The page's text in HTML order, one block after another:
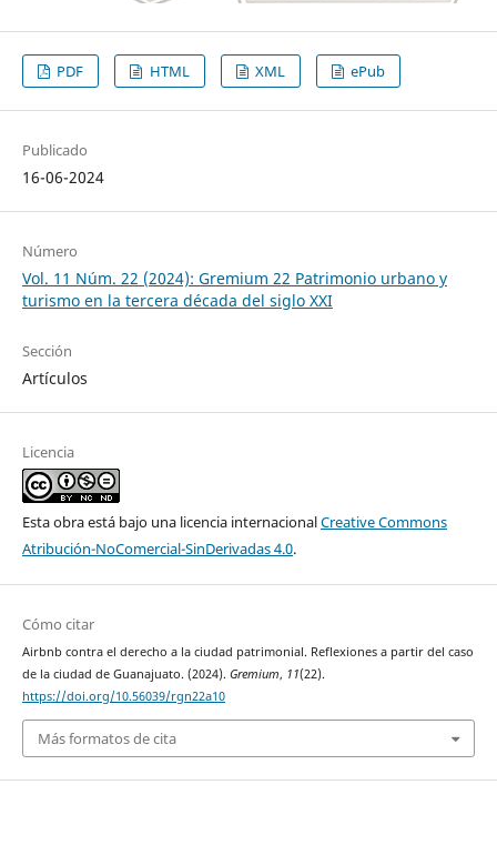
PDF HTML XML ePub
Publicado
16-06-2024
Número
Vol. 11 Núm. 22 (2024): Gremium 22 Patrimonio urbano y
turismo en la tercera década del siglo XXI
Sección
Artículos
Licencia
Esta obra está bajo una licencia internacionalCreative Commons
Atribución-NoComercial-SinDerivadas 4.0.
Cómo citar
Airbnb contra el derecho a la ciudad patrimonial. Reflexiones a partir del caso
de la ciudad de Guanajuato. (2024). Gremium, 11(22).
https://doi.org/10.56039/rgn22a10
Más formatos de cita